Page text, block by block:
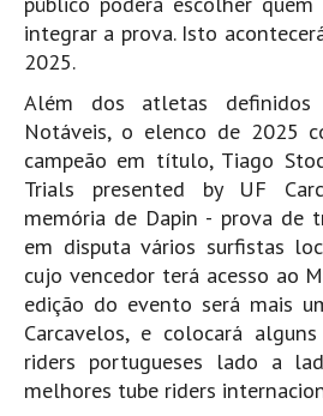
Leça - L'Kodak (Aterro) HD
Leça da Palmeira HD
Leça da Palmeira bar Oscar HD
Matosinhos HD
Matosinhos - Vagas Bar HD
Cabedelo do Porto
Espinho HD
Espinho vista aérea HD
Espinho - Silvalde HD
AVEIRO
Cortegaça (Vila do Surf) HD
integrar a prova. Isto
2025.
Além dos atletas definidos
Notáveis, o elenco de 2025
campeão em título, Tiago
Trials presented by UF
memória de Dapin - prova de
em disputa vários surfistas
cujo vencedor terá acesso ao
edição do evento será mais
Carcavelos, e colocará
riders portugueses lado a
melhores tube riders